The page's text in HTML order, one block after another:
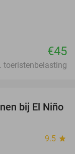
€45
toeristenbelasting
51%
bij El Niño
9.5 star